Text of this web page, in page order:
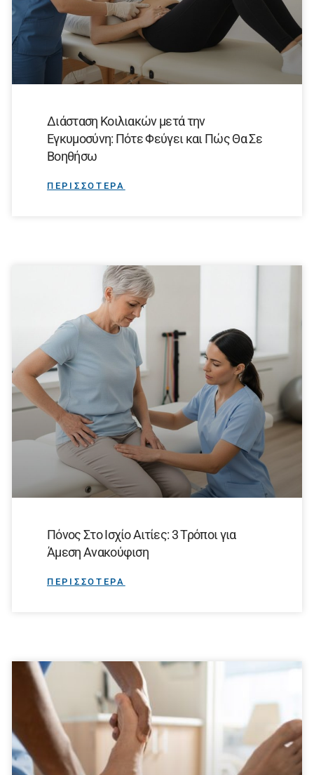
Διάσταση Κοιλιακών μετά την
Εγκυμοσύνη: Πότε Φεύγει και Πώς Θα Σε
Βοηθήσω
ΠΕΡΙΣΣΟΤΕΡΑ
Πόνος Στο Ισχίο Αιτίες: 3 Τρόποι για
Άμεση Ανακούφιση
ΠΕΡΙΣΣΟΤΕΡΑ